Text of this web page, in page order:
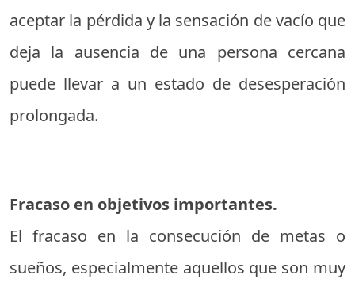
aceptar la pérdida y la sensación de vacío que
deja la ausencia de una persona cercana
puede llevar a un estado de desesperación
prolongada.
Fracaso en objetivos importantes.
El fracaso en la consecución de metas o
sueños, especialmente aquellos que son muy